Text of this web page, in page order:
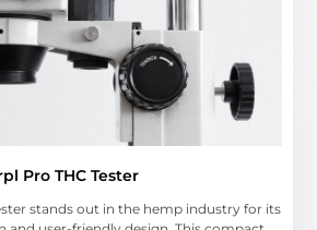
Pro THC Tester
stands out in the hemp industry for its